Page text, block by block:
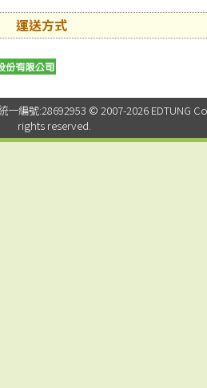
運送方式
一編號:28692953 © 2007-2026 EDTUNG
rights reserved.